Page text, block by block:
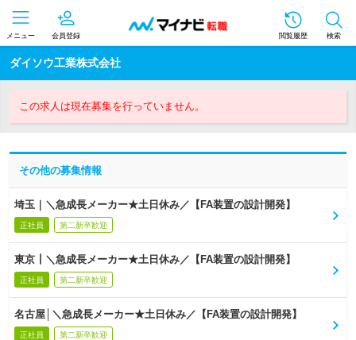
メニュー 会員登録 閲覧履歴 検索
ダイソウ工業株式会社
この求人は現在募集を行っていません。
その他の募集情報
埼玉｜＼急成長メーカー★土日休み／【FA装置の設計開発】
正社員 第二新卒歓迎
東京┃＼急成長メーカー★土日休み／【FA装置の設計開発】
正社員 第二新卒歓迎
名古屋│＼急成長メーカー★土日休み／【FA装置の設計開発】
正社員 第二新卒歓迎